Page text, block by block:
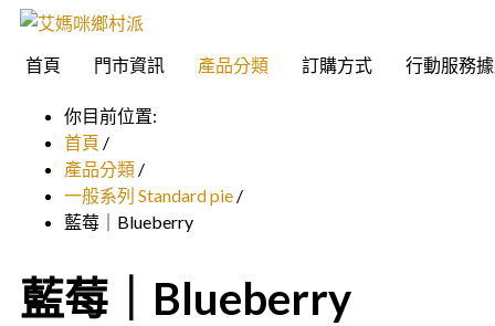
首頁 門市資訊 產品分類 訂購方式 行動服務
你目前位置:
首頁 /
產品分類 /
一般系列 Standard pie /
藍莓｜Blueberry
藍莓｜Blueberry